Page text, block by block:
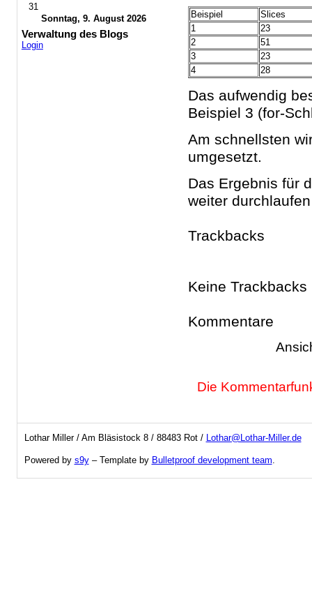
Sonntag, 9. August 2026
31
Verwaltung des Blogs
Login
Beispiel
Slices
1
23
2
51
3
23
4
28
Das aufwendig
Beispiel 3 (for-
Am schnellsten
umgesetzt.
Das Ergebnis für
weiter
Trackbacks
Keine Trackbacks
Kommentare
Die
Lothar Miller / Am Bläsistock 8 / 88483 Rot / Lothar@Lothar-Miller.de
Powered by s9y– Template by Bulletproof development team.